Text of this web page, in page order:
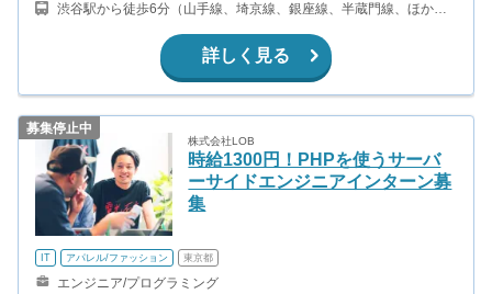
渋谷駅から徒歩6分（山手線、埼京線、銀座線、半蔵門線、ほか）
詳しく見る
募集停止中
株式会社LOB
時給1300円！PHPを使うサーバ
ーサイドエンジニアインターン募
集
IT アパレル/ファッション 東京都
エンジニア/プログラミング